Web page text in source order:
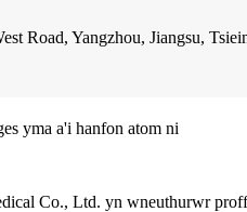
Road, Yangzhou, Jiangsu,
yma a'i hanfon atom ni
Co., Ltd. yn wneuthurwr